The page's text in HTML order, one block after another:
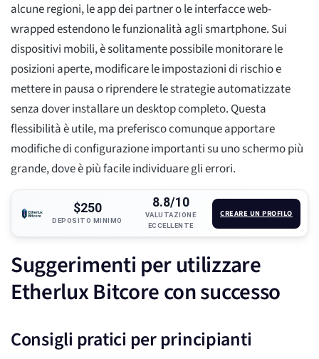
alcune regioni, le app dei partner o le interfacce web-
wrapped estendono le funzionalità agli smartphone. Sui
dispositivi mobili, è solitamente possibile monitorare le
posizioni aperte, modificare le impostazioni di rischio e
mettere in pausa o riprendere le strategie automatizzate
senza dover installare un desktop completo. Questa
flessibilità è utile, ma preferisco comunque apportare
modifiche di configurazione importanti su uno schermo più
grande, dove è più facile individuare gli errori.
$250
DEPOSITO MINIMO
8.8/10
VALUTAZIONE
ECCELLENTE
CREARE UN PROFILO
Suggerimenti per utilizzare
Etherlux Bitcore con successo
Consigli pratici per principianti